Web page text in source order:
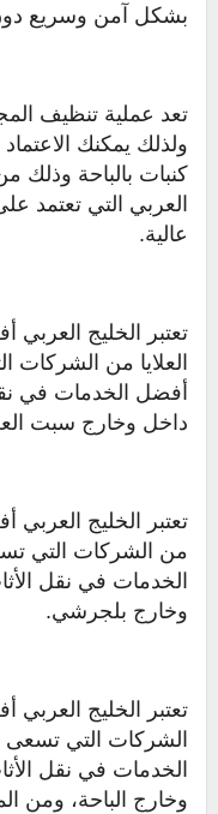
بشكل آمن وسريع
تعد عملية تنظيف
ولذلك يمكنك
كنبات بالباحة وذلك
العربي التي تعتمد
عالية.
تعتبر الخليج
العلايا من
أفضل الخدمات في
داخل وخارج سبت
تعتبر الخليج
من الشركات التي
الخدمات في نقل
وخارج بلجرشي.
تعتبر الخليج
الشركات التي
الخدمات في نقل
وخارج الباحة، ومن